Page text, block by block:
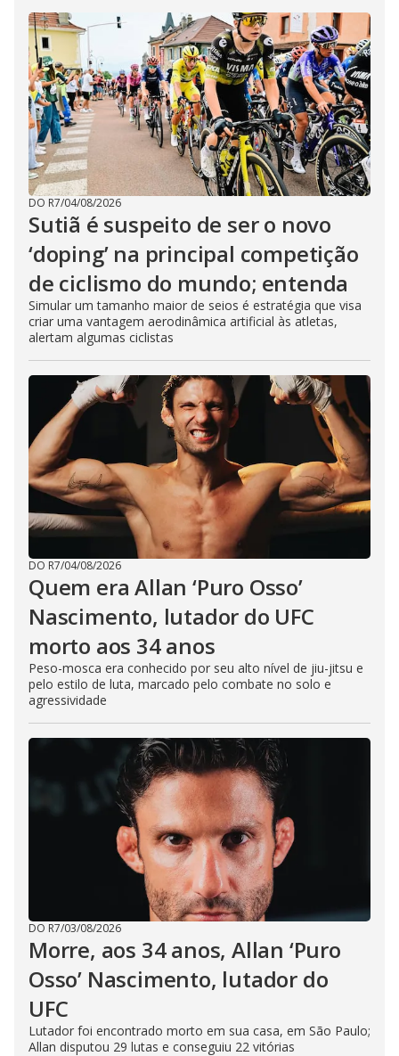
DO R7/04/08/2026
Sutiã é suspeito de ser o novo
‘doping’ na principal competição
de ciclismo do mundo; entenda
Simular um tamanho maior de seios é estratégia que visa
criar uma vantagem aerodinâmica artificial às atletas,
alertam algumas ciclistas
DO R7/04/08/2026
Quem era Allan ‘Puro Osso’
Nascimento, lutador do UFC
morto aos 34 anos
Peso-mosca era conhecido por seu alto nível de jiu-jitsu e
pelo estilo de luta, marcado pelo combate no solo e
agressividade
DO R7/03/08/2026
Morre, aos 34 anos, Allan ‘Puro
Osso’ Nascimento, lutador do
UFC
Lutador foi encontrado morto em sua casa, em São Paulo;
Allan disputou 29 lutas e conseguiu 22 vitórias